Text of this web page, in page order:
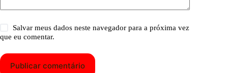
Salvar meus dados neste navegador para a próxima vez
que eu comentar.
Publicar comentário